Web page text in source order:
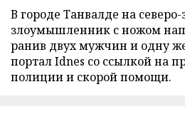
В городе Танвалде на
злоумышленник с ножом
ранив двух мужчин и одну
портал Idnes со ссылкой на
полиции и скорой помощи.